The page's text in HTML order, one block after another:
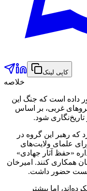
کاپی لینک
خلاصه
داده است که جنگ این
غربی، بر اساس
شود.
۲۷ ثور اعلام کرد که رهبر این گروه در
علمای ولایت‌های
«حفظ آثار جهادی»
همکاری کنند. امیرخان
نشست حضور داشت.
اما بیشتر